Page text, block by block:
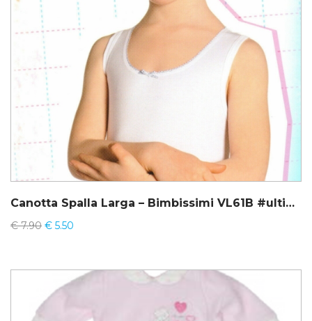
Canotta Spalla Larga – Bimbissimi VL61B #ultimi pezzi
€7.90 € 5.50